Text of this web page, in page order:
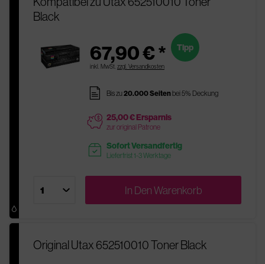
Black
67,90 € *
inkl. MwSt. zzgl. Versandkosten
Tipp
pages Bis zu20.000 Seitenbei 5% Deckung
price 25,00 € Ersparnis
zur original Patrone
readytoship Sofort Versandfertig
Lieferfrist 1-3 Werktage
In DenWarenkorb
Original Utax 652510010 Toner Black